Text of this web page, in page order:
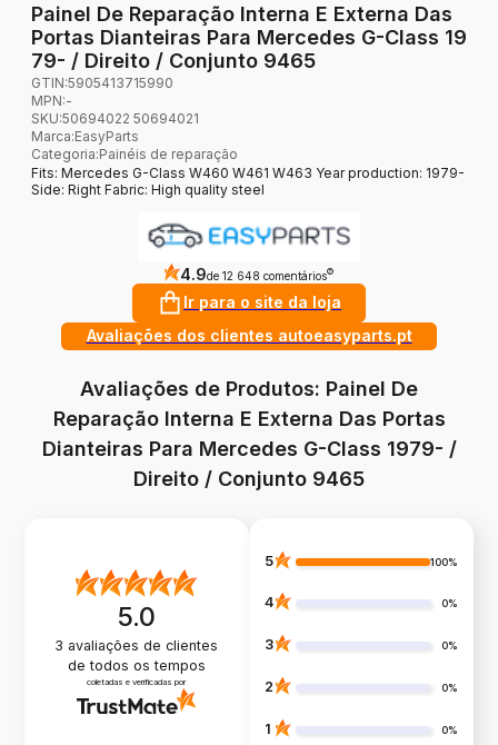
Painel De Reparação Interna E Externa Das
Portas Dianteiras Para Mercedes G-Class 19
79- / Direito / Conjunto 9465
GTIN:5905413715990
MPN:-
SKU:50694022 50694021
Marca:EasyParts
Categoria:Painéis de reparação
Fits: Mercedes G-Class W460 W461 W463 Year production: 1979-
Side: Right Fabric: High quality steel
4.9de 12 648 comentários ?
Ir para o site da loja
Avaliações dos clientes autoeasyparts.pt
Avaliações de Produtos: Painel De
Reparação Interna E Externa Das Portas
Dianteiras Para Mercedes G-Class 1979- /
Direito / Conjunto 9465
5.0
3 avaliações de clientes
de todos os tempos
coletadas e verificadas por
5 100%
4 0%
3 0%
2 0%
1 0%